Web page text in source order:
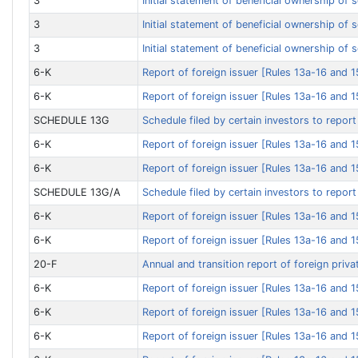
3 Initial statement of beneficial ownership of
3 Initial statement of beneficial ownership of
6-K Report of foreign issuer [Rules 13a-16 and
6-K Report of foreign issuer [Rules 13a-16 and
SCHEDULE 13G Schedule filed by certain investors to
6-K
Report of foreign issuer [Rules 13a-16 and
6-K Report of foreign issuer [Rules 13a-16 and
SCHEDULE 13G/A Schedule filed by certain investors to
6-K
Report of foreign issuer [Rules 13a-16 and
6-K Report of foreign issuer [Rules 13a-16 and
20-F Annual and transition report of foreign
6-K Report of foreign issuer [Rules 13a-16 and
6-K Report of foreign issuer [Rules 13a-16 and
6-K Report of foreign issuer [Rules 13a-16 and